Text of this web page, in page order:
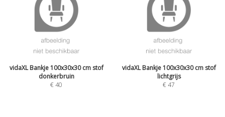
vidaXL Bankje 100x30x30 cm stof
donkerbruin
€40
vidaXL Bankje 100x30x30 cm stof
lichtgrijs
€47